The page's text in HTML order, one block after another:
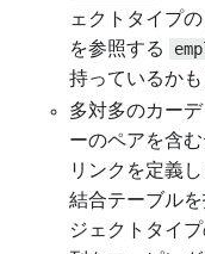
ェクトタイプの
を参照する
持っているかも
多対多のカー
ーのペアを含
リンクを定義
結合テーブル
ジェクトタイ